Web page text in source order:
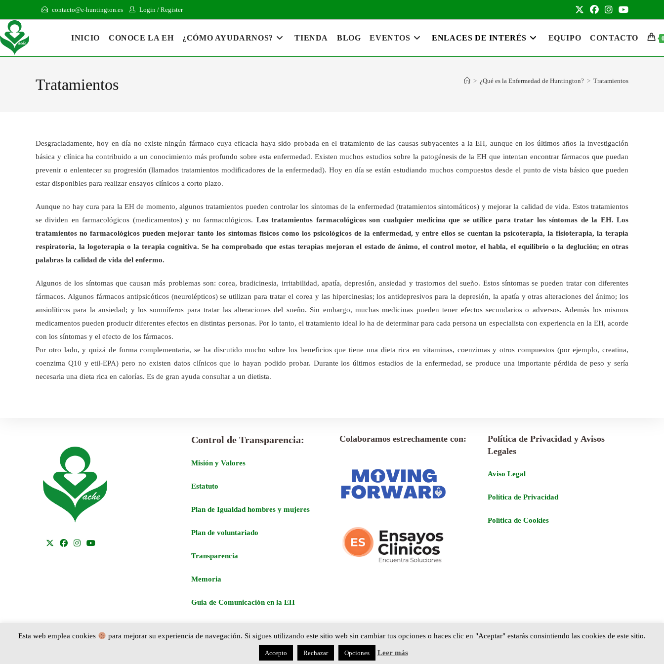
contacto@e-huntington.es Login / Register
INICIO CONOCE LA EH ¿CÓMO AYUDARNOS? TIENDA BLOG EVENTOS ENLACES DE INTERÉS EQUIPO CONTACTO 0
Tratamientos > ¿Qué es la Enfermedad de Huntington? > Tratamientos
Desgraciadamente, hoy en día no existe ningún fármaco cuya eficacia haya sido probada en el tratamiento de las causas subyacentes a la EH, aunque en los últimos años la investigación
básica y clínica ha contribuido a un conocimiento más profundo sobre esta enfermedad. Existen muchos estudios sobre la patogénesis de la EH que intentan encontrar fármacos que puedan
prevenir o enlentecer su progresión (llamados tratamientos modificadores de la enfermedad). Hoy en día se están estudiando muchos compuestos desde el punto de vista básico que pueden
estar disponibles para realizar ensayos clínicos a corto plazo.
Aunque no hay cura para la EH de momento, algunos tratamientos pueden controlar los síntomas de la enfermedad (tratamientos sintomáticos) y mejorar la calidad de vida. Estos tratamientos
se dividen en farmacológicos (medicamentos) y no farmacológicos. Los tratamientos farmacológicos son cualquier medicina que se utilice para tratar los síntomas de la EH. Los
tratamientos no farmacológicos pueden mejorar tanto los síntomas físicos como los psicológicos de la enfermedad, y entre ellos se cuentan la psicoterapia, la fisioterapia, la terapia
respiratoria, la logoterapia o la terapia cognitiva. Se ha comprobado que estas terapias mejoran el estado de ánimo, el control motor, el habla, el equilibrio o la deglución; en otras
palabras la calidad de vida del enfermo.
Algunos de los síntomas que causan más problemas son: corea, bradicinesia, irritabilidad, apatía, depresión, ansiedad y trastornos del sueño. Estos síntomas se pueden tratar con diferentes
fármacos. Algunos fármacos antipsicóticos (neurolépticos) se utilizan para tratar el corea y las hipercinesias; los antidepresivos para la depresión, la apatía y otras alteraciones del ánimo; los
ansiolíticos para la ansiedad; y los somníferos para tratar las alteraciones del sueño. Sin embargo, muchas medicinas pueden tener efectos secundarios o adversos. Además los mismos
medicamentos pueden producir diferentes efectos en distintas personas. Por lo tanto, el tratamiento ideal lo ha de determinar para cada persona un especialista con experiencia en la EH, acorde
con los síntomas y el efecto de los fármacos.
Por otro lado, y quizá de forma complementaria, se ha discutido mucho sobre los beneficios que tiene una dieta rica en vitaminas, coenzimas y otros compuestos (por ejemplo, creatina,
coenzima Q10 y etil-EPA) pero no existen datos clínicos que lo hayan podido probar. Durante los últimos estadios de la enfermedad, se produce una importante pérdida de peso y sería
necesaria una dieta rica en calorías. Es de gran ayuda consultar a un dietista.
Control de Transparencia:
Misión y Valores
Estatuto
Plan de Igualdad hombres y mujeres
Plan de voluntariado
Transparencia
Memoria
Guia de Comunicación en la EH
Colaboramos estrechamente con:
Política de Privacidad y Avisos
Legales
Aviso Legal
Política de Privacidad
Política de Cookies
COPYRIGHT ACHE HUNTINGTON 2026- POWERED BY:
Esta web emplea cookies para mejorar su experiencia de navegación. Si sigues utilizando este sitio web sin cambiar tus opciones o haces clic en "Aceptar" estarás consintiendo las cookies de este sitio.
Accepto Rechazar Opciones Leer más